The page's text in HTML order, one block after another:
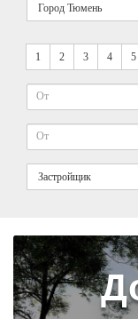
Город Тюмень
1 2 3 4 5
Застройщик